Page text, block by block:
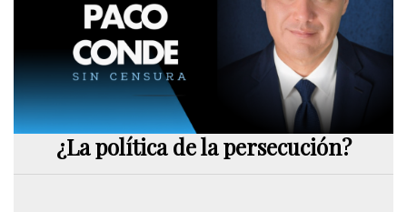
¿La política de la persecución?